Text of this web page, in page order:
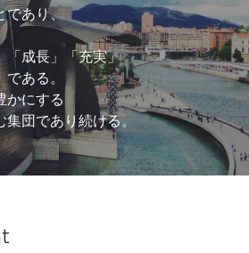
であり、
「成長」「充実」
である。
かにする
団であり続ける。